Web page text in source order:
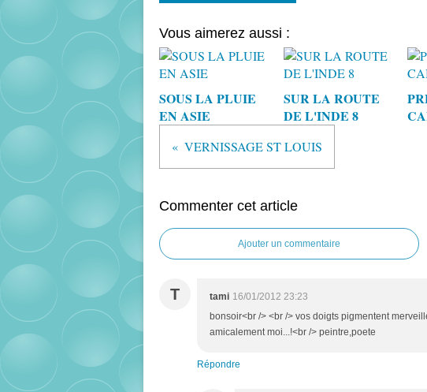
Vous aimerez aussi :
SOUS LA PLUIE
EN ASIE
SUR LA ROUTE
DE L'INDE 8
VERNISSAGE ST LOUIS
Commenter cet article
Ajouter un commentaire
T tami 16/01/2012 23:23
bonsoir<br /> <br /> vos doigts pigmentent
amicalement moi...!<br /> peintre,poete
Répondre